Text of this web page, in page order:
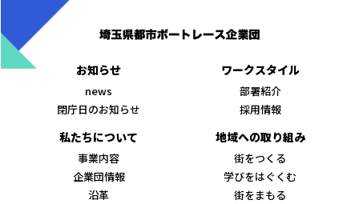
お知らせ
news
閉庁日のお知らせ
ワークスタイル
部署紹介
採用情報
私たちについて
事業内容
企業団情報
沿革
地域への取り組み
街をつくる
学びをはぐくむ
街をまもる